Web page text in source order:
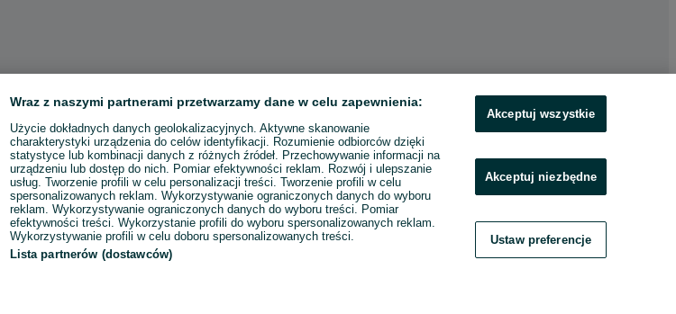
Wraz z naszymi partnerami przetwarzamy dane w celu zapewnienia:
Użycie dokładnych danych geolokalizacyjnych. Aktywne skanowanie
charakterystyki urządzenia do celów identyfikacji. Rozumienie odbiorców dzięki
statystyce lub kombinacji danych z różnych źródeł. Przechowywanie informacji na
urządzeniu lub dostęp do nich. Pomiar efektywności reklam. Rozwój i ulepszanie
usług. Tworzenie profili w celu personalizacji treści. Tworzenie profili w celu
spersonalizowanych reklam. Wykorzystywanie ograniczonych danych do wyboru
reklam. Wykorzystywanie ograniczonych danych do wyboru treści. Pomiar
efektywności treści. Wykorzystanie profili do wyboru spersonalizowanych reklam.
Wykorzystywanie profili w celu doboru spersonalizowanych treści.
Lista partnerów (dostawców)
Akceptuj wszystkie
Akceptuj niezbędne
Ustaw preferencje